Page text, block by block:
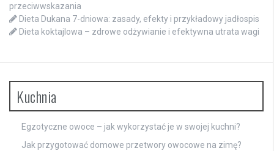
przeciwwskazania
Dieta Dukana 7-dniowa: zasady, efekty i przykładowy jadłospis
Dieta koktajlowa – zdrowe odżywianie i efektywna utrata wagi
Kuchnia
Egzotyczne owoce – jak wykorzystać je w swojej kuchni?
Jak przygotować domowe przetwory owocowe na zimę?